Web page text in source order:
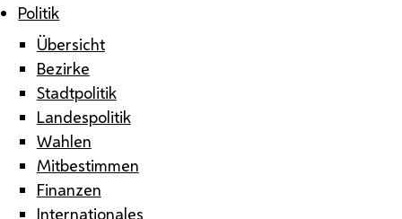
Politik
Übersicht
Bezirke
Stadtpolitik
Landespolitik
Wahlen
Mitbestimmen
Finanzen
Internationales